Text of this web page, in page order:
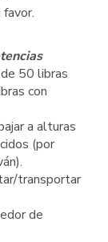
50 libras
con
a alturas
(por
transportar
de